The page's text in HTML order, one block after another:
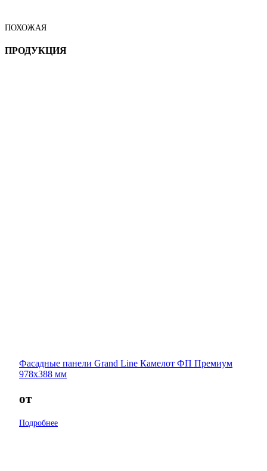
ПОХОЖАЯ
ПРОДУКЦИЯ
Фасадные панели Grand Line Камелот ФП Премиум
978х388 мм
от
Подробнее